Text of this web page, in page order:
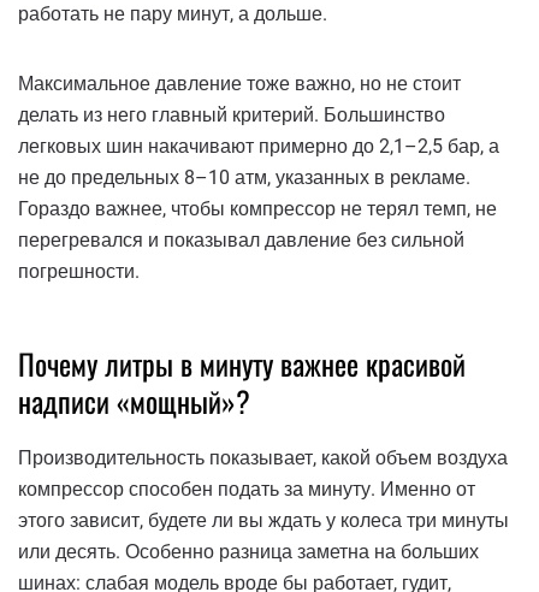
работать не пару минут, а дольше.
Максимальное давление тоже важно, но не стоит
делать из него главный критерий. Большинство
легковых шин накачивают примерно до 2,1–2,5 бар, а
не до предельных 8–10 атм, указанных в рекламе.
Гораздо важнее, чтобы компрессор не терял темп, не
перегревался и показывал давление без сильной
погрешности.
Почему литры в минуту важнее красивой
надписи «мощный»?
Производительность показывает, какой объем воздуха
компрессор способен подать за минуту. Именно от
этого зависит, будете ли вы ждать у колеса три минуты
или десять. Особенно разница заметна на больших
шинах: слабая модель вроде бы работает, гудит,